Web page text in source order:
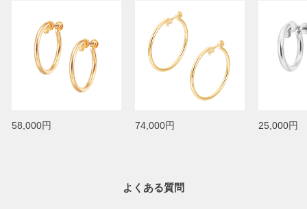
58,000円 74,000円 25,000円
よくある質問